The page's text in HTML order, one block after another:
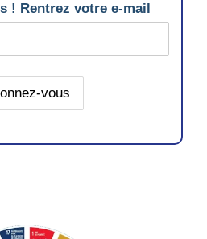
! Rentrez votre e-mail